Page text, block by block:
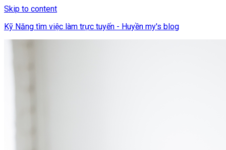
Skip to content
Kỹ Năng tìm việc làm trực tuyến - Huyền my's blog